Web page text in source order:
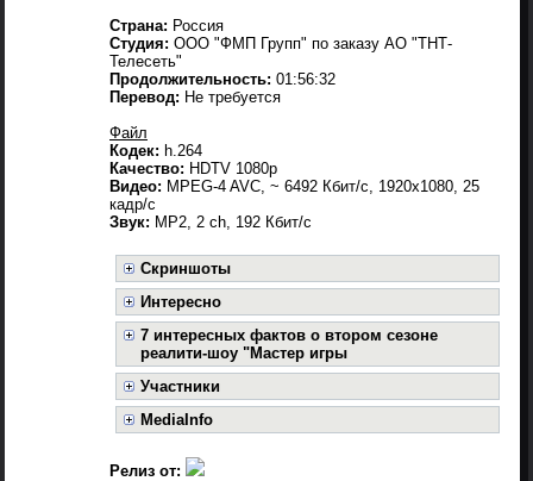
Страна: Россия
Студия: ООО "ФМП Групп" по заказу АО "ТНТ-
Телесеть"
Продолжительность: 01:56:32
Перевод: Не требуется
Файл
Кодек: h.264
Качество: HDTV 1080р
Видео: MPEG-4 AVC, ~ 6492 Кбит/с, 1920x1080, 25
кадр/с
Звук: MP2, 2 ch, 192 Кбит/с
Скриншоты
Интересно
7 интересных фактов о втором сезоне
реалити-шоу "Мастер игры
Участники
MediaInfo
Релиз от: